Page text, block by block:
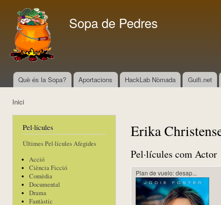
Sopa de Pedres
Menú principal
Què és la Sopa? Aportacions HackLab Nòmada Guifi.net
Inici
Pel·lícules
Últimes Pel·lícules Afegides
Acció
Ciència Ficció
Comèdia
Documental
Drama
Fantàstic
Erika
Pel·lícules com Actor
Plan de vuelo: desap...